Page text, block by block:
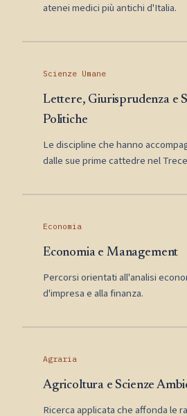
atenei medici più antichi d'Italia.
Scienze Umane
Lettere, Giurisprudenza e
Politiche
Le discipline che hanno
dalle sue prime cattedre nel
Economia
Economia e Management
Percorsi orientati all'analisi
d'impresa e alla finanza.
Agraria
Agricoltura e Scienze
Ricerca applicata che affonda le